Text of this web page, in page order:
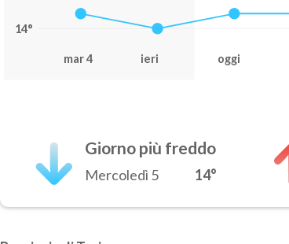
14°
mar 4 ieri oggi
Giorno più freddo
Mercoledì 5 14°